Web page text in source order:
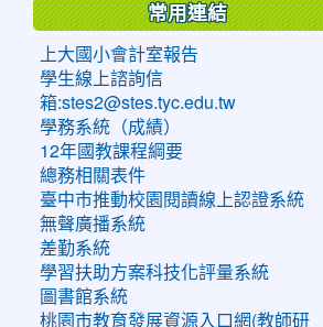
常用連結
上大國小會計室報告
學生線上諮詢信
箱:stes2@stes.tyc.edu.tw
學務系統（成績）
12年國教課程綱要
總務相關表件
臺中市推動校園閱讀線上認證系統
無聲廣播系統
差勤系統
學習扶助方案科技化評量系統
圖書館系統
桃園市教育發展資源入口網(教師研